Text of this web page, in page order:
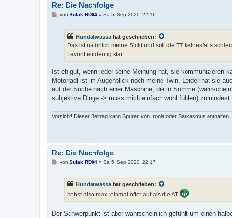
Re: Die Nachfolge
Bvon Sulak RD04» Sa 5. Sep 2020, 22:16
Hundatwassa hat geschrieben:
Das ist natürlich meine Sicht und soll die T7 keinesfalls
Favorit eindeutig klar.
Ist eh gut, wenn jeder seine Meinung hat, sie kommunizieren
Motorradl ist im Augenblick noch meine Twin. Leider hat sie
auf der Suche nach einer Maschine, die in Summe
subjektive Dinge -> muss mich einfach wohl fühlen) zumindest
Vorsicht! Dieser Beitrag kann Spuren von Ironie oder Sarkasmus enthalten.
Re: Die Nachfolge
Bvon Sulak RD04» Sa 5. Sep 2020, 22:17
Hundatwassa hat geschrieben:
hebst also max. einmal öfter auf als die AT
Der Schwerpunkt ist aber wahrscheinlich gefühlt um einen